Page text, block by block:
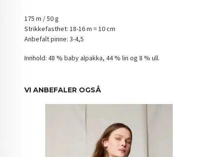
175 m / 50 g
Strikkefasthet: 18-16 m = 10 cm
Anbefalt pinne: 3-4,5
Innhold: 48 % baby alpakka, 44 % lin og 8 % ull.
VI ANBEFALER OGSÅ